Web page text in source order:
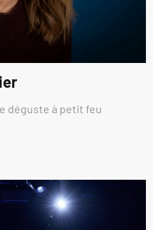
déguste à petit feu